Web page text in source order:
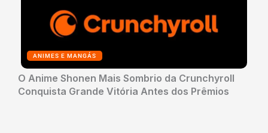
ANIMES E MANGÁS
O Anime Shonen Mais Sombrio da Crunchyroll
Conquista Grande Vitória Antes dos Prêmios